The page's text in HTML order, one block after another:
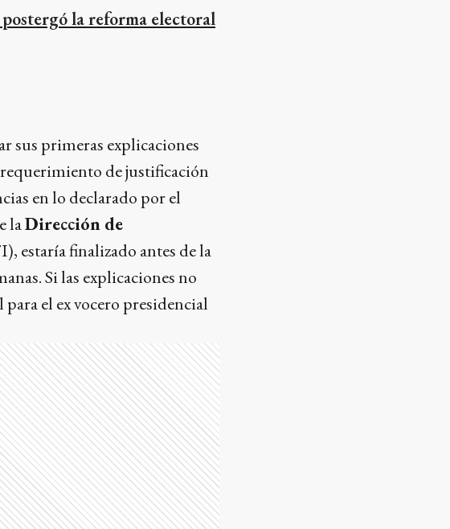
la reforma electoral
sus primeras explicaciones
de justificación
en lo declarado por el
laDirección de
estaría finalizado antes de la
Si las explicaciones no
el ex vocero presidencial